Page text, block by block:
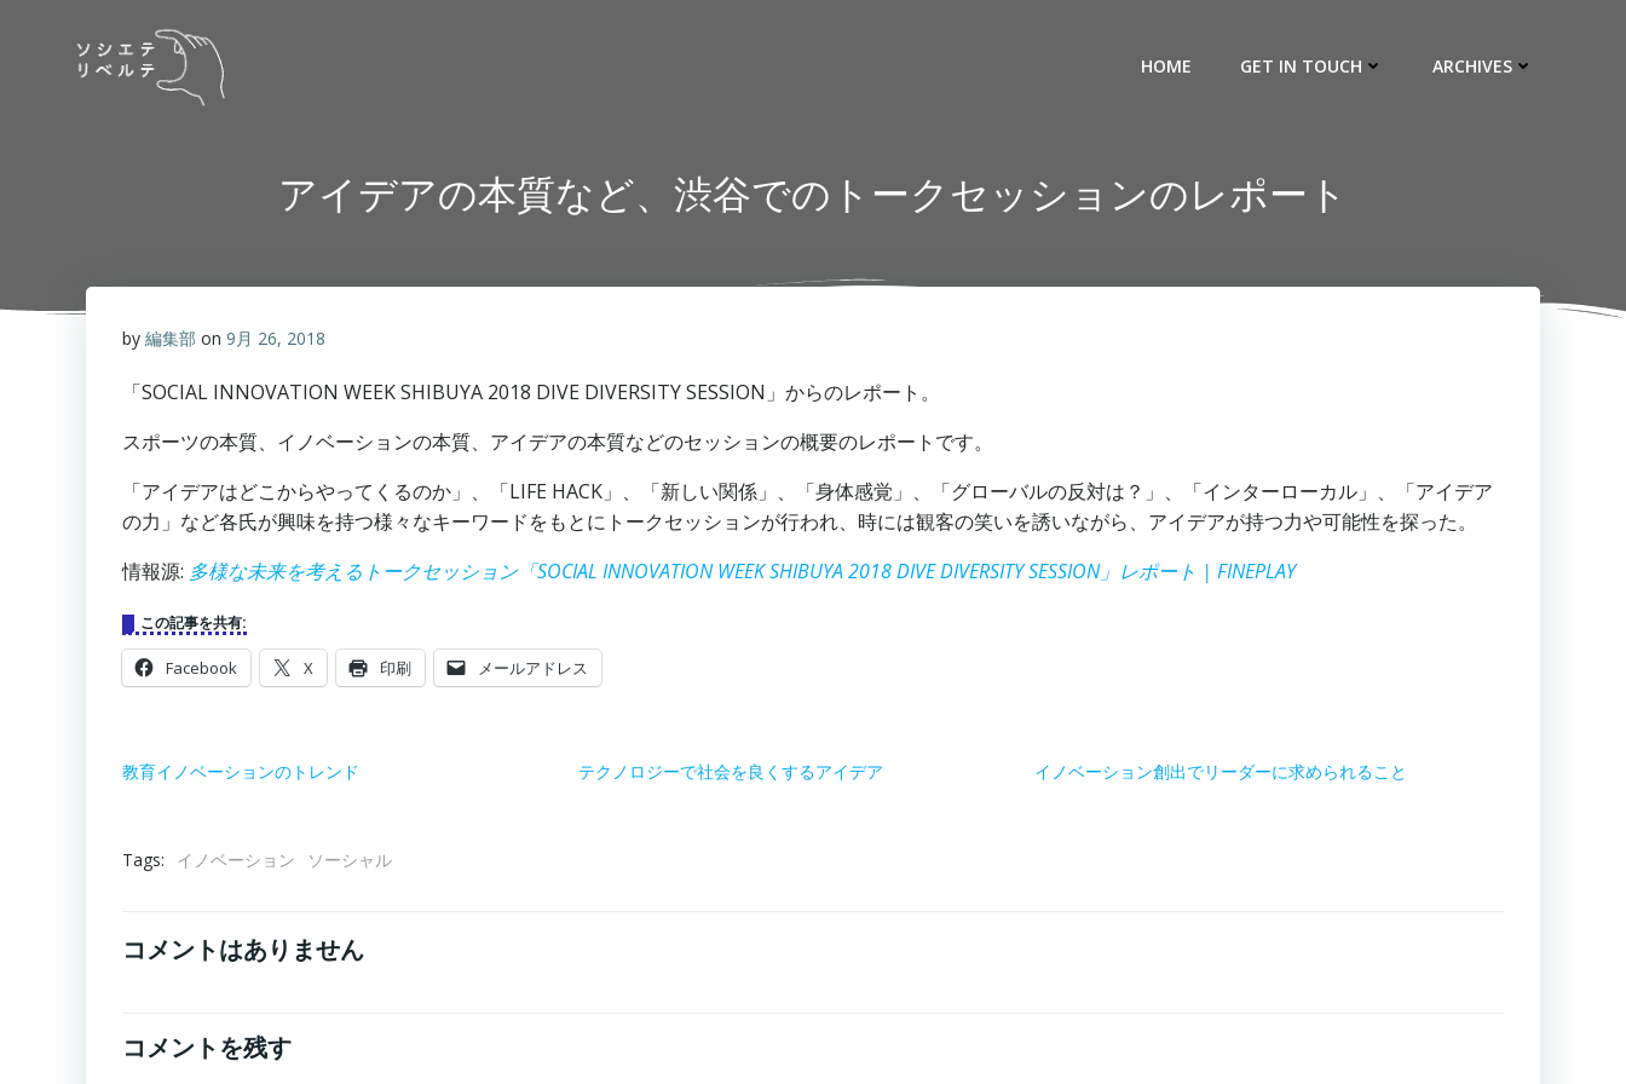
HOME GET IN TOUCH ARCHIVES
アイデアの本質など、渋谷でのトークセッションのレポート
by 編集部 on 9月 26, 2018
「SOCIAL INNOVATION WEEK SHIBUYA 2018 DIVE DIVERSITY SESSION」からのレポート。
スポーツの本質、イノベーションの本質、アイデアの本質などのセッションの概要のレポートです。
「アイデアはどこからやってくるのか」、「LIFE HACK」、「新しい関係」、「身体感覚」、「グローバルの反対は？」、「インターローカル」、「アイデア
の力」など各氏が興味を持つ様々なキーワードをもとにトークセッションが行われ、時には観客の笑いを誘いながら、アイデアが持つ力や可能性を探った。
情報源: 多様な未来を考えるトークセッション「SOCIAL INNOVATION WEEK SHIBUYA 2018 DIVE DIVERSITY SESSION」レポート | FINEPLAY
この記事を共有:
Facebook X 印刷 メールアドレス
教育イノベーションのトレンド テクノロジーで社会を良くするアイデア イノベーション創出でリーダーに求められること
Tags: イノベーション ソーシャル
コメントはありません
コメントを残す